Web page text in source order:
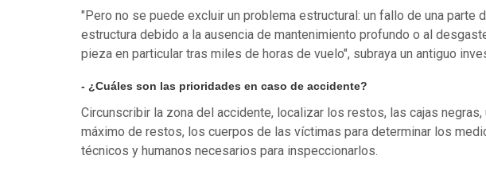
"Pero no se puede excluir un problema estructural: un fallo de una parte
estructura debido a la ausencia de mantenimiento profundo o al
pieza en particular tras miles de horas de vuelo", subraya un antiguo
- ¿Cuáles son las prioridades en caso de accidente?
Circunscribir la zona del accidente, localizar los restos, las cajas negras,
máximo de restos, los cuerpos de las víctimas para determinar los
técnicos y humanos necesarios para inspeccionarlos.